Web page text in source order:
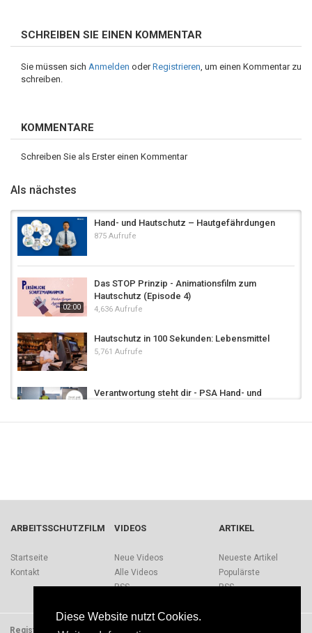
Diese Website nutzt Cookies.
SCHREIBEN SIE EINEN KOMMENTAR
Sie müssen sich Anmelden oderRegistrieren , um einen Kommentar zu
schreiben.
KOMMENTARE
Schreiben Sie als Erster einen Kommentar
Als nächstes
Hand- und Hautschutz – Hautgefährdungen
875 Aufrufe
02:00
Das STOP Prinzip - Animationsfilm zum
Hautschutz (Episode 4)
4,636 Aufrufe
Hautschutz in 100 Sekunden: Lebensmittel
5,761 Aufrufe
Verantwortung steht dir - PSA Hand- und
Hautschutz in Metallbetrieben
Sonnen- und Hautschutz
2,102 Aufrufe
Hautschutz in 100 Sekunden: Logistik
ARBEITSSCHUTZFILM
Startseite
Kontakt
VIDEOS
Neue Videos
Alle Videos
RSS
ARTIKEL
Neueste Artikel
Populärste
RSS
Registrieren Impressum Quellen